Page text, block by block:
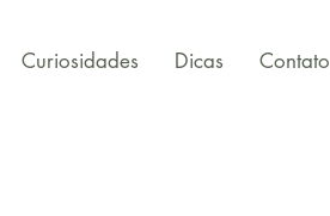
Curiosidades Dicas Contato